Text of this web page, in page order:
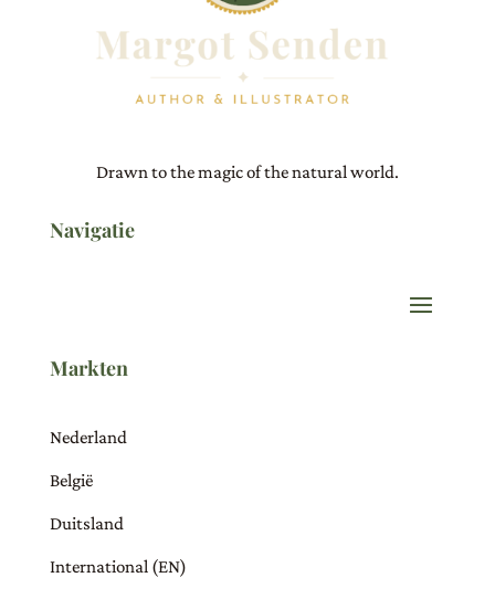
Drawn to the magic of the natural world.
Navigatie
Markten
Nederland
België
Duitsland
International (EN)